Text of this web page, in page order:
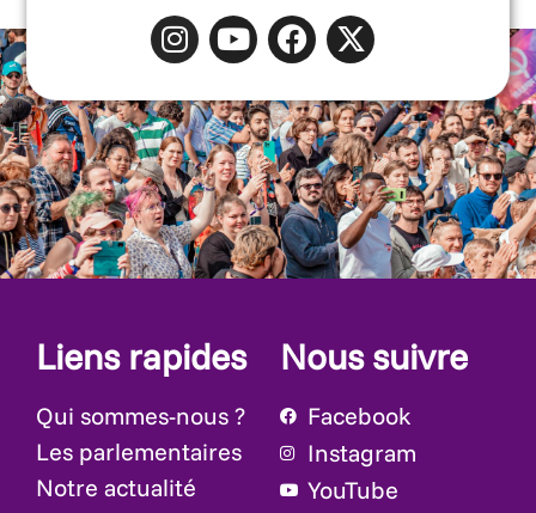
Liens rapides
Qui sommes-nous ?
Les parlementaires
Notre actualité
Nous suivre
Facebook
Instagram
YouTube